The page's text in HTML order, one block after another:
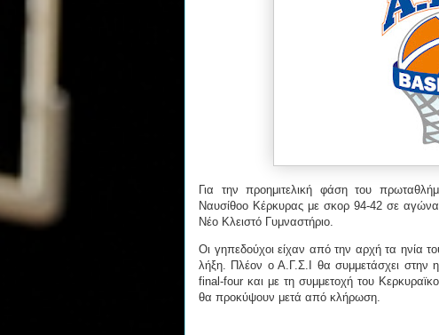
Για την προημιτελική φάση του
Ναυσίθοο Κέρκυρας με σκορ 94-42 σε
Νέο Κλειστό Γυμναστήριο.
Οι γηπεδούχοι είχαν από την αρχή τα ηνία
λήξη. Πλέον ο Α.Γ.Σ.Ι θα συμμετάσχει
final-four και με τη συμμετοχή του
θα προκύψουν μετά από κλήρωση.